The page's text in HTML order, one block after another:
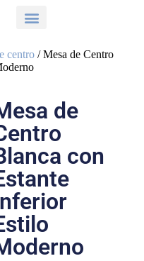
centro / Mesa de Centro
de
con